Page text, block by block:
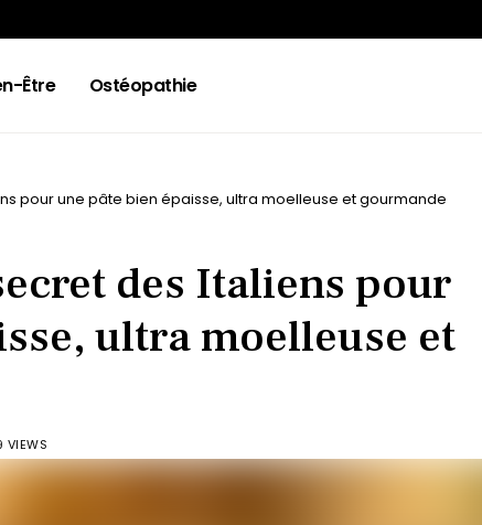
Être Ostéopathie
pour une pâte bien épaisse, ultra moelleuse et gourmande
des Italiens pour
ultra moelleuse et
VIEWS